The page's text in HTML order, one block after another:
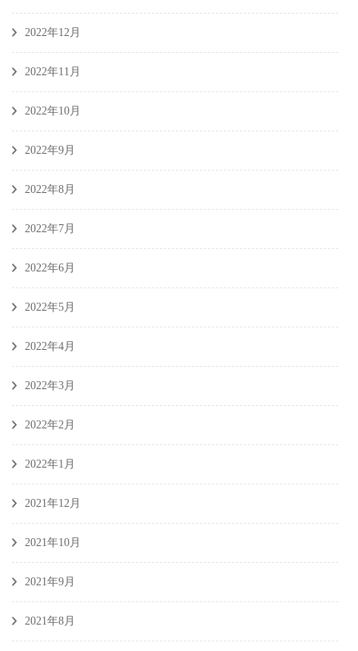
2022年12月
2022年11月
2022年10月
2022年9月
2022年8月
2022年7月
2022年6月
2022年5月
2022年4月
2022年3月
2022年2月
2022年1月
2021年12月
2021年10月
2021年9月
2021年8月